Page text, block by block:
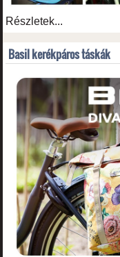
Részletek...
Basil kerékpáros táskák